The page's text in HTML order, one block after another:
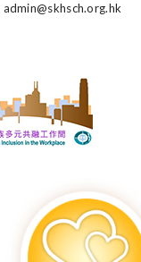
admin@skhsch.org.hk